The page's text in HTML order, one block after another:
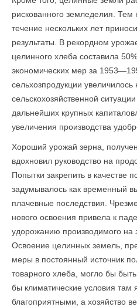
рискованного земледелия.
течение не­скольких лет
результаты. В рекордном
целинного хлеба составила
экономических мер за
сельхозпродукции
сельскохозяйственной
дальнейших крупных
увеличения производства
Хороший урожай зерна,
вдохновил руководство на
Попытки закрепить в качестве
задумывалось как временный
плачевные последствия.
нового освоения привела к
удорожанию производимого на
Освоение целинных земель,
меры в постоянный источник
товарного хлеба, могло бы
бы климатические условия там
благоприятными, а хозяйство